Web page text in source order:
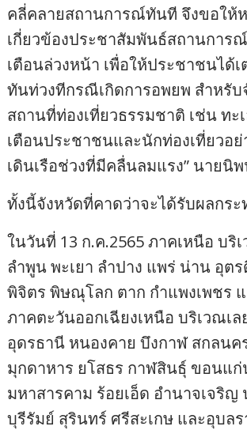
คลี่คลายสถานการณ์ทันที จึงขอให้
เกี่ยวข้องประชาสัมพันธ์สถานการ
เตือนล่วงหน้า เพื่อให้ประชาชนได้
ทันท่วงทีกรณีเกิดการอพยพ สำหรับ
สถานที่ท่องเที่ยวธรรมชาติ เช่น ทะ
เตือนประชาชนและนักท่องเที่ยวอย่
เดินเรือช่วงที่มีคลื่นลมแรง” นายนิ
ทั้งนี้จังหวัดที่คาดว่าจะได้รับผลกร
ในวันที่ 13 ก.ค.2565 ภาคเหนือ บริ
ลำพูน พะเยา ลำปาง แพร่ น่าน อุต
พิจิตร พิษณุโลก ตาก กำแพงเพชร
ภาคตะวันออกเฉียงเหนือ บริเวณเ
อุดรธานี หนองคาย บึงกาฬ สกลน
มุกดาหาร ยโสธร กาฬสินธุ์ ขอนแ
มหาสารคาม ร้อยเอ็ด อำนาจเจริญ
บุรีรัมย์ สุรินทร์ ศรีสะเกษ และอุบล